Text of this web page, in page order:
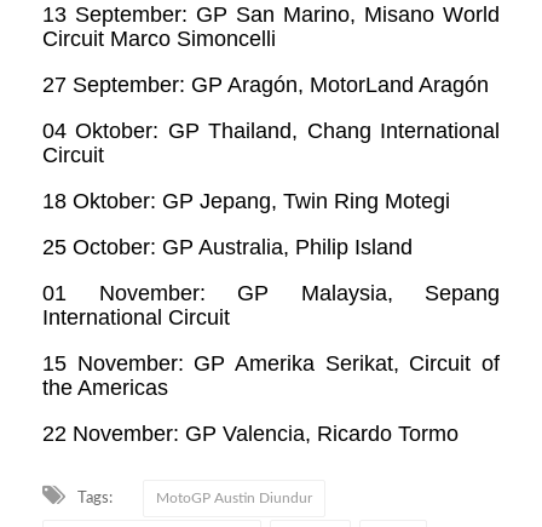
13 September: GP San Marino, Misano World
Circuit Marco Simoncelli
27 September: GP Aragón, MotorLand Aragón
04 Oktober: GP Thailand, Chang International
Circuit
18 Oktober: GP Jepang, Twin Ring Motegi
25 October: GP Australia, Philip Island
01 November: GP Malaysia, Sepang
International Circuit
15 November: GP Amerika Serikat, Circuit of
the Americas
22 November: GP Valencia, Ricardo Tormo
Tags: MotoGP Austin Diundur